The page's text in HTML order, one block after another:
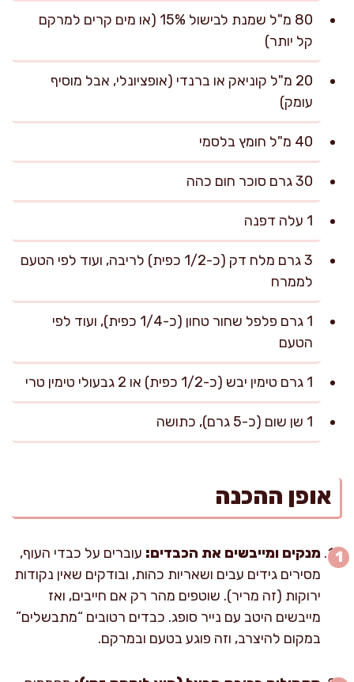
80 מ"ל שמנת לבישול 15% (או מים קרים למרקם
קל יותר)
20 מ"ל קוניאק או ברנדי (אופציונלי, אבל מוסיף
עומק)
40 מ"ל חומץ בלסמי
30 גרם סוכר חום כהה
1 עלה דפנה
3 גרם מלח דק (כ-1/2 כפית) לריבה, ועוד לפי הטעם
לממרח
1 גרם פלפל שחור טחון (כ-1/4 כפית), ועוד לפי
הטעם
1 גרם טימין יבש (כ-1/2 כפית) או 2 גבעולי טימין טרי
1 שן שום (כ-5 גרם), כתושה
אופן ההכנה
מנקים ומייבשים את הכבדים: עוברים על כבדי העוף,
מסירים גידים עבים ושאריות כהות, ובודקים שאין נקודות
ירוקות (זה מריר). שוטפים מהר רק אם חייבים, ואז
מייבשים היטב עם נייר סופג. כבדים רטובים “מתבשלים”
במקום להיצרב, וזה פוגע בטעם ובמרקם.